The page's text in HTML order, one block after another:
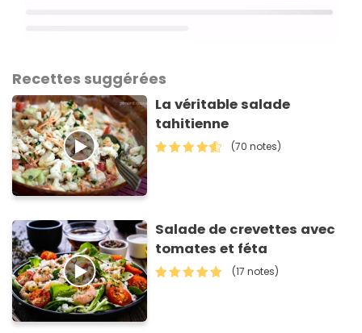
Recettes suggérées
La véritable salade
tahitienne
(70 notes)
Salade de crevettes avec
tomates et féta
(17 notes)